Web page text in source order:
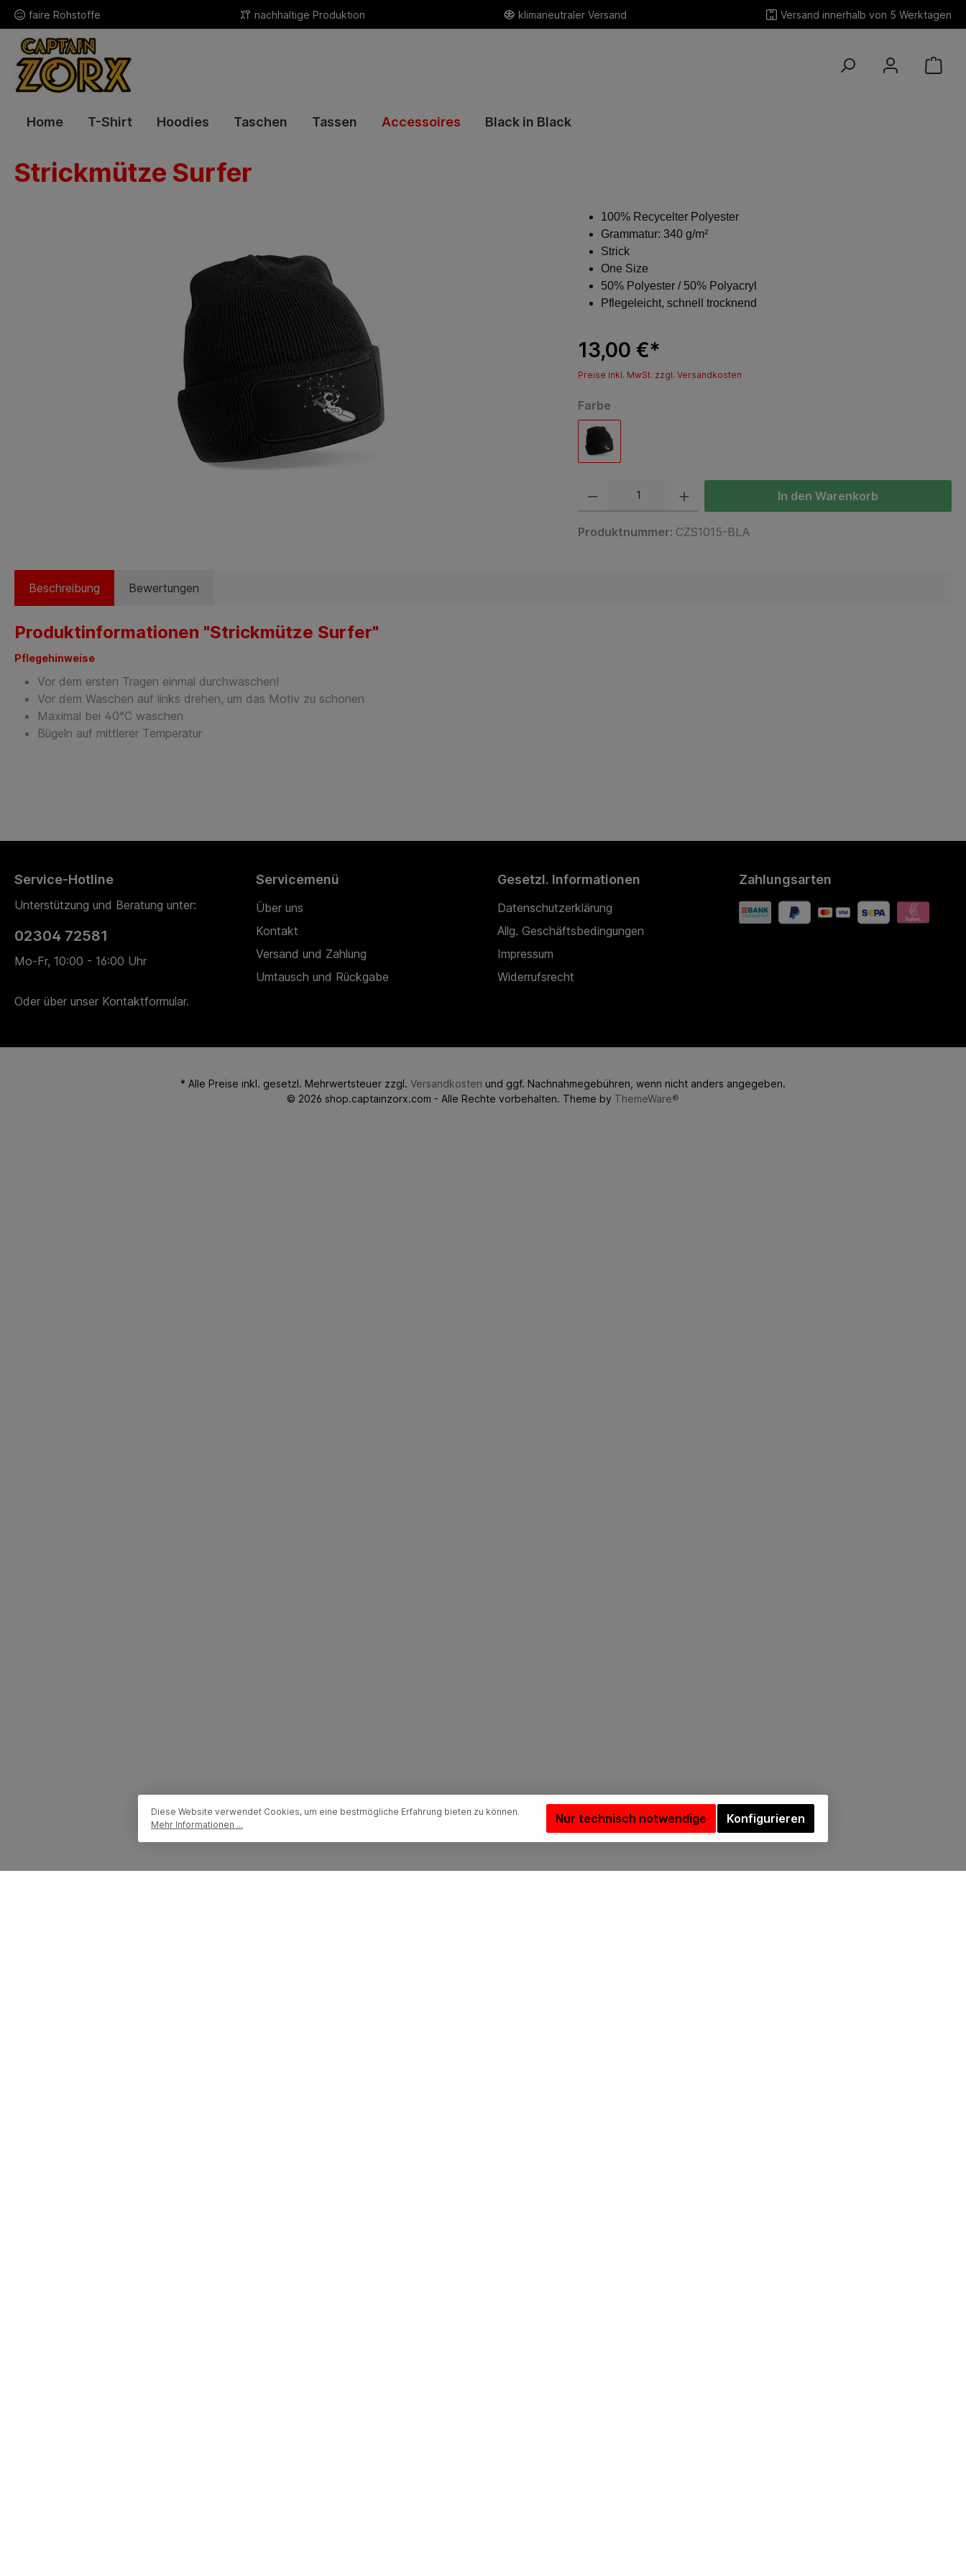
faire Rohstoffe nachhaltige Produktion klimaneutraler Versand Versand innerhalb von 5 Werktagen
Home T-Shirt Hoodies Taschen Tassen Accessoires Black in Black
Strickmütze Surfer
100% Recycelter Polyester
Grammatur: 340 g/m²
Strick
One Size
50% Polyester / 50% Polyacryl
Pflegeleicht, schnell trocknend
13,00 €*
Preise inkl. MwSt. zzgl. Versandkosten
Farbe
In den Warenkorb
Produktnummer: CZS1015-BLA
Beschreibung Bewertungen
Produktinformationen "Strickmütze Surfer"
Pflegehinweise
Vor dem ersten Tragen einmal durchwaschen!
Vor dem Waschen auf links drehen, um das Motiv zu schonen
Maximal bei 40°C waschen
Bügeln auf mittlerer Temperatur
Service-Hotline
Unterstützung und Beratung unter:
02304 72581
Mo-Fr, 10:00 - 16:00 Uhr
Oder über unser Kontaktformular.
Servicemenü
Über uns
Kontakt
Versand und Zahlung
Umtausch und Rückgabe
Gesetzl. Informationen
Datenschutzerklärung
Allg. Geschäftsbedingungen
Impressum
Widerrufsrecht
Zahlungsarten
* Alle Preise inkl. gesetzl. Mehrwertsteuer zzgl. Versandkosten und ggf. Nachnahmegebühren, wenn nicht anders angegeben.
© 2026 shop.captainzorx.com - Alle Rechte vorbehalten. Theme by ThemeWare®
Diese Website verwendet Cookies, um eine bestmögliche Erfahrung bieten zu können.
Mehr Informationen ...
Nur technisch notwendige Konfigurieren